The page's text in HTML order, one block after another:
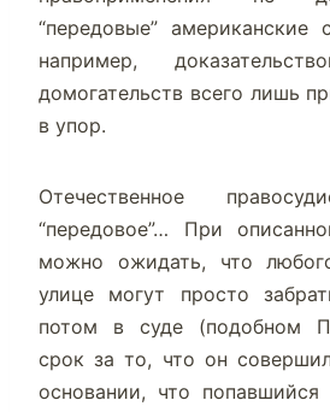
“передовые” американские
например,
домогательств всего лишь
в упор.
Отечественное
“передовое”… При
можно ожидать, что
улице могут просто
потом в суде (подобном
срок за то, что он
основании, что попавшийся